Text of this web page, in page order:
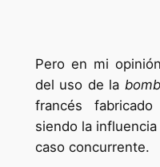
Pero en mi
del uso de la
francés
siendo la
caso concurrente.